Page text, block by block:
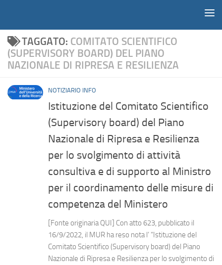
TAGGATO: COMITATO SCIENTIFICO
(SUPERVISORY BOARD) DEL PIANO
NAZIONALE DI RIPRESA E RESILIENZA
NOTIZIARIO INFO
Istituzione del Comitato Scientifico
(Supervisory board) del Piano
Nazionale di Ripresa e Resilienza
per lo svolgimento di attività
consultiva e di supporto al Ministro
per il coordinamento delle misure di
competenza del Ministero
[Fonte originaria QUI] Con atto 623, pubblicato il
16/9/2022, il MUR ha reso nota l’ “Istituzione del
Comitato Scientifico (Supervisory board) del Piano
Nazionale di Ripresa e Resilienza per lo svolgimento di